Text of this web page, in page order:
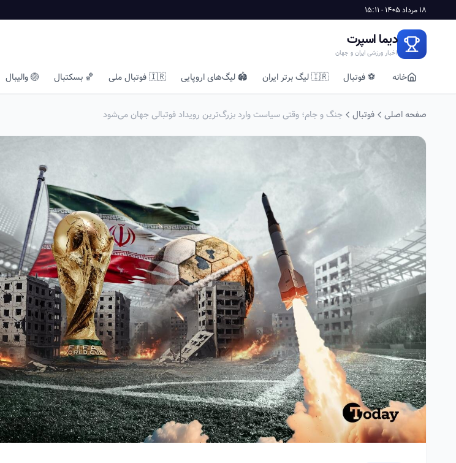
18 مرداد 1405 - 15:11
دیما اسپرت
اخبار ورزشی ایران و جهان
خانه ⚽ فوتبال 🇮🇷 لیگ برتر ایران 🏟️ لیگ‌های اروپایی 🇮🇷 فوتبال ملی 🏀 بسکتبال 🏐 والیبال
صفحه اصلی فوتبال جنگ و جام؛ وقتی سیاست وارد بزرگ‌ترین رویداد فوتبالی جهان می‌شود